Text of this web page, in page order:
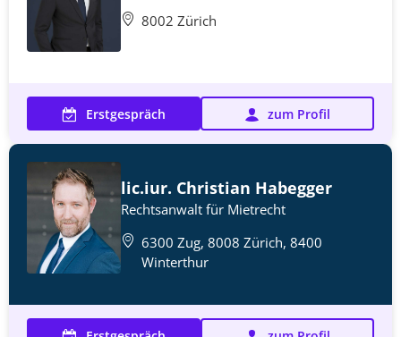
8002 Zürich
Erstgespräch zum Profil
lic.iur. Christian Habegger
Rechtsanwalt für Mietrecht
6300 Zug, 8008 Zürich, 8400
Winterthur